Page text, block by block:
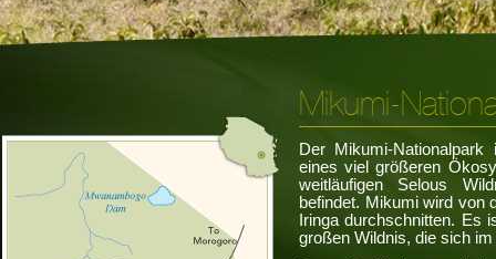
Mikumi-
Der Mikumi-
eines viel größeren
weitläufigen Selous
befindet. Mikumi wird von
Iringa durchschnitten. Es
großen Wildnis, die sich